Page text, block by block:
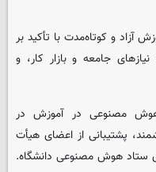
آزاد و کوتاه‌مدت با تأکید بر
جامعه و بازار کار، و
هوش مصنوعی در آموزش در
پشتیبانی از اعضای هیأت
ستاد هوش مصنوعی دانشگاه.